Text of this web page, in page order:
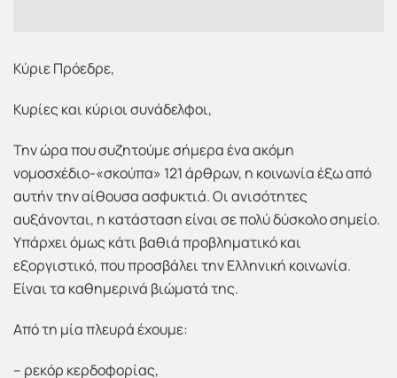
Κύριε Πρόεδρε,
Κυρίες και κύριοι συνάδελφοι,
Την ώρα που συζητούμε σήμερα ένα ακόμη
νομοσχέδιο-«σκούπα» 121 άρθρων, η κοινωνία έξω από
αυτήν την αίθουσα ασφυκτιά. Οι ανισότητες
αυξάνονται, η κατάσταση είναι σε πολύ δύσκολο σημείο.
Υπάρχει όμως κάτι βαθιά προβληματικό και
εξοργιστικό, που προσβάλει την Ελληνική κοινωνία.
Είναι τα καθημερινά βιώματά της.
Από τη μία πλευρά έχουμε:
– ρεκόρ κερδοφορίας,